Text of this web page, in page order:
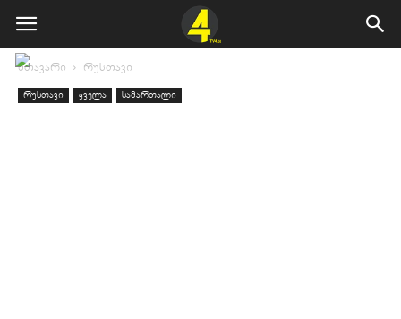
მთავარი რუსთავი
რუსთავი ყველა სამართალი